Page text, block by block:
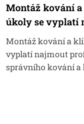
Montáž kování
úkoly se vyplatí
Montáž kování a
vyplatí najmout
správního kování a